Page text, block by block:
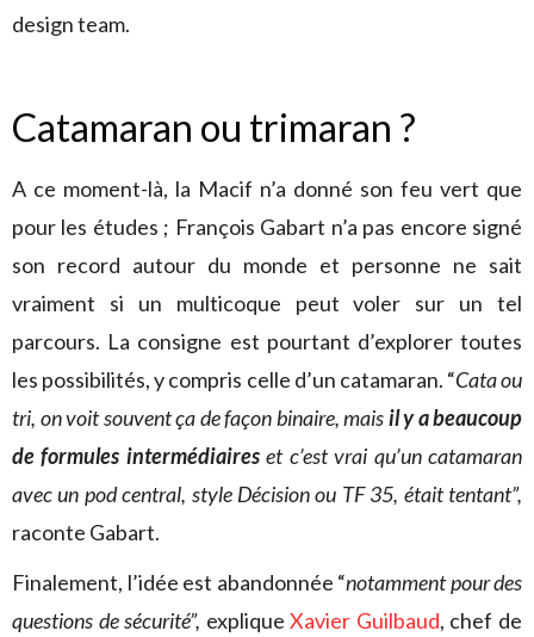
design team.
Catamaran ou trimaran ?
A ce moment-là, la Macif n’a donné son feu vert que
pour les études ; François Gabart n’a pas encore signé
son record autour du monde et personne ne sait
vraiment si un multicoque peut voler sur un tel
parcours. La consigne est pourtant d’explorer toutes
les possibilités, y compris celle d’un catamaran. “Cata ou
tri, on voit souvent ça de façon binaire, maisil y a beaucoup
de formules intermédiaireset c’est vrai qu’un catamaran
avec un pod central, style Décision ou TF 35, était tentant”,
raconte Gabart.
Finalement, l’idée est abandonnée “notamment pour des
questions de sécurité”, expliqueXavier Guilbaud, chef de